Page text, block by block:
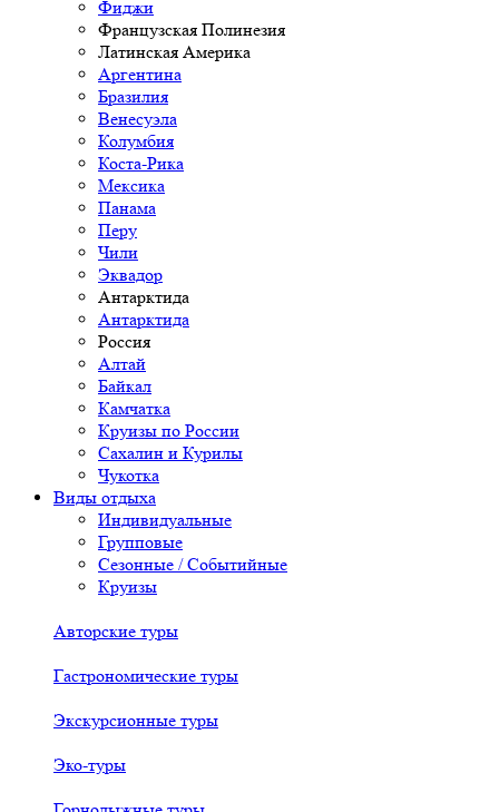
Фиджи
Французская Полинезия
Латинская Америка
Аргентина
Бразилия
Венесуэла
Колумбия
Коста-Рика
Мексика
Панама
Перу
Чили
Эквадор
Антарктида
Антарктида
Россия
Алтай
Байкал
Камчатка
Круизы по России
Сахалин и Курилы
Чукотка
Виды отдыха
Индивидуальные
Групповые
Сезонные / Событийные
Круизы
Авторские туры
Гастрономические туры
Экскурсионные туры
Эко-туры